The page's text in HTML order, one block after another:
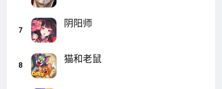
7
阴阳师
8
猫和老鼠